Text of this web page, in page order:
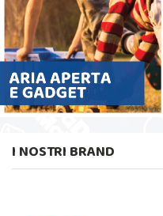
I NOSTRI BRAND